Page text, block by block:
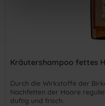
Kräutershampoo fettes
Durch die Wirkstoffe der
Nachfetten der Haare
duftig und frisch.